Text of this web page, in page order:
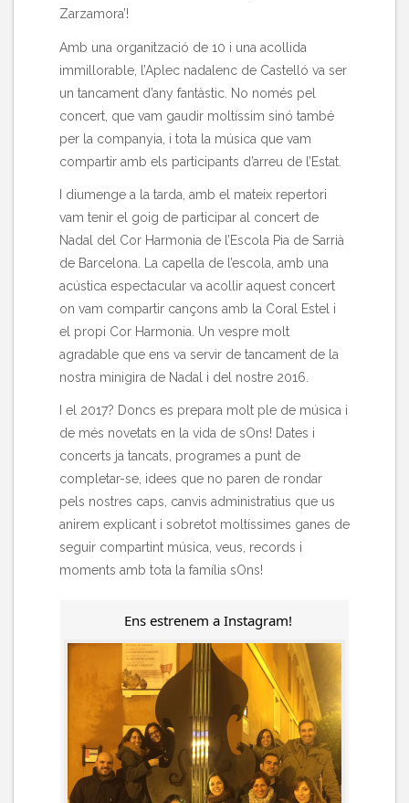
Zarzamora’!
Amb una organització de 10 i una acollida
immillorable, l’Aplec nadalenc de Castelló va ser
un tancament d’any fantàstic. No només pel
concert, que vam gaudir moltíssim sinó també
per la companyia, i tota la música que vam
compartir amb els participants d’arreu de l’Estat.
I diumenge a la tarda, amb el mateix repertori
vam tenir el goig de participar al concert de
Nadal del Cor Harmonia de l’Escola Pia de Sarrià
de Barcelona. La capella de l’escola, amb una
acústica espectacular va acollir aquest concert
on vam compartir cançons amb la Coral Estel i
el propi Cor Harmonia. Un vespre molt
agradable que ens va servir de tancament de la
nostra minigira de Nadal i del nostre 2016.
I el 2017? Doncs es prepara molt ple de música i
de més novetats en la vida de sOns! Dates i
concerts ja tancats, programes a punt de
completar-se, idees que no paren de rondar
pels nostres caps, canvis administratius que us
anirem explicant i sobretot moltíssimes ganes de
seguir compartint música, veus, records i
moments amb tota la família sOns!
Ens estrenem a Instagram!